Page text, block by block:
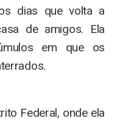
dias que volta a
de amigos. Ela
em que os
Federal, onde ela